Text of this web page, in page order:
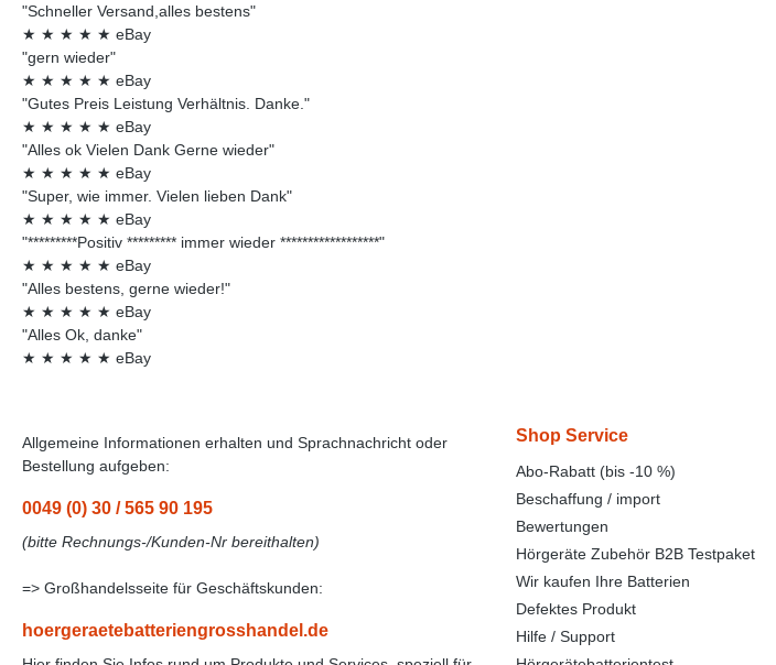
"Schneller Versand,alles bestens"
★ ★ ★ ★ ★ eBay
"gern wieder"
★ ★ ★ ★ ★ eBay
"Gutes Preis Leistung Verhältnis. Danke."
★ ★ ★ ★ ★ eBay
"Alles ok Vielen Dank Gerne wieder"
★ ★ ★ ★ ★ eBay
"Super, wie immer. Vielen lieben Dank"
★ ★ ★ ★ ★ eBay
"*********Positiv ********* immer wieder ******************"
★ ★ ★ ★ ★ eBay
"Alles bestens, gerne wieder!"
★ ★ ★ ★ ★ eBay
"Alles Ok, danke"
★ ★ ★ ★ ★ eBay
Allgemeine Informationen erhalten und Sprachnachricht oder
Bestellung aufgeben:
0049 (0) 30 / 565 90 195
(bitte Rechnungs-/Kunden-Nr bereithalten)
=> Großhandelsseite für Geschäftskunden:
hoergeraetebatteriengrosshandel.de
Shop Service
Abo-Rabatt (bis -10 %)
Beschaffung / import
Bewertungen
Hörgeräte Zubehör B2B Testpaket
Wir kaufen Ihre Batterien
Defektes Produkt
Hilfe / Support